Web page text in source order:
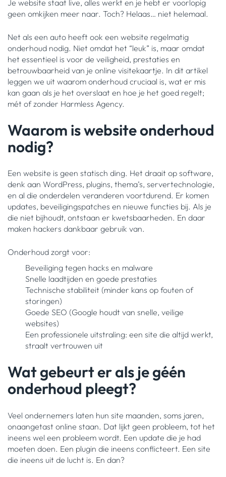
Je website staat live, alles werkt en je hebt er voorlopig
geen omkijken meer naar. Toch? Helaas… niet helemaal.
Net als een auto heeft ook een website regelmatig
onderhoud nodig. Niet omdat het “leuk” is, maar omdat
het essentieel is voor de veiligheid, prestaties en
betrouwbaarheid van je online visitekaartje. In dit artikel
leggen we uit waarom onderhoud cruciaal is, wat er mis
kan gaan als je het overslaat en hoe je het goed regelt;
mét of zonder Harmless Agency.
Waarom is website onderhoud
nodig?
Een website is geen statisch ding. Het draait op software,
denk aan WordPress, plugins, thema’s, servertechnologie,
en al die onderdelen veranderen voortdurend. Er komen
updates, beveiligingspatches en nieuwe functies bij. Als je
die niet bijhoudt, ontstaan er kwetsbaarheden. En daar
maken hackers dankbaar gebruik van.
Onderhoud zorgt voor:
Beveiliging tegen hacks en malware
Snelle laadtijden en goede prestaties
Technische stabiliteit (minder kans op fouten of
storingen)
Goede SEO (Google houdt van snelle, veilige
websites)
Een professionele uitstraling: een site die altijd werkt,
straalt vertrouwen uit
Wat gebeurt er als je géén
onderhoud pleegt?
Veel ondernemers laten hun site maanden, soms jaren,
onaangetast online staan. Dat lijkt geen probleem, tot het
ineens wel een probleem wordt. Een update die je had
moeten doen. Een plugin die ineens conflicteert. Een site
die ineens uit de lucht is. En dan?